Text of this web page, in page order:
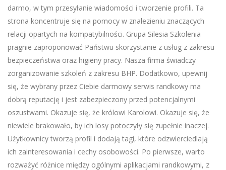
darmo, w tym przesyłanie wiadomości i tworzenie profili. Ta
strona koncentruje się na pomocy w znalezieniu znaczących
relacji opartych na kompatybilności. Grupa Silesia Szkolenia
pragnie zaproponować Państwu skorzystanie z usług z zakresu
bezpieczeństwa oraz higieny pracy. Nasza firma świadczy
zorganizowanie szkoleń z zakresu BHP. Dodatkowo, upewnij
się, że wybrany przez Ciebie darmowy serwis randkowy ma
dobrą reputację i jest zabezpieczony przed potencjalnymi
oszustwami. Okazuje się, że królowi Karolowi. Okazuje się, że
niewiele brakowało, by ich losy potoczyły się zupełnie inaczej.
Użytkownicy tworzą profil i dodają tagi, które odzwierciedlają
ich zainteresowania i cechy osobowości. Po pierwsze, warto
rozważyć różnice między ogólnymi aplikacjami randkowymi, z